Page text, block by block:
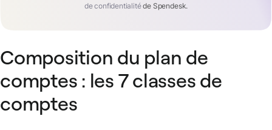
de confidentialitéde Spendesk.
Composition du plan de
comptes : les 7 classes de
comptes